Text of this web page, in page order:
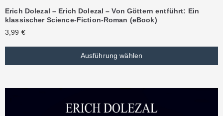
Erich Dolezal – Erich Dolezal – Von Göttern entführt: Ein
klassischer Science-Fiction-Roman (eBook)
3,99 €
Ausführung wählen